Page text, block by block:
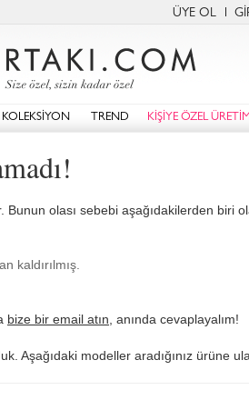
ÜYE OL
KOLEKSİYON TREND KİŞİYE ÖZEL
Bunun olası sebebi aşağıdakilerden biri
kaldırılmış.
bize bir email atın , anında cevaplayalım!
Aşağıdaki modeller aradığınız ürüne